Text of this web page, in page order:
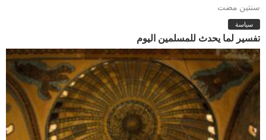
سنتين مضت
سياسة
تفسير لما يحدث للمسلمين اليوم